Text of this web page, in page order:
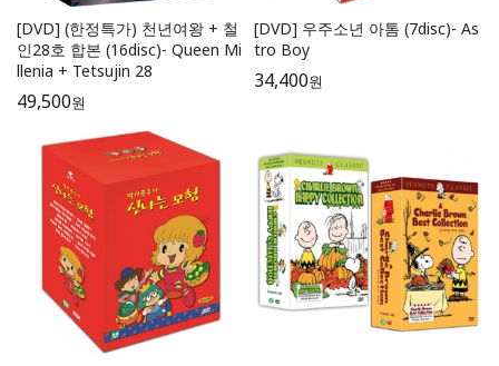
[DVD] (한정특가) 천년여왕 + 철
인28호 합본 (16disc)- Queen Mi
llenia + Tetsujin 28
49,500원
[DVD] 우주소년 아톰 (7disc)- As
tro Boy
34,400원